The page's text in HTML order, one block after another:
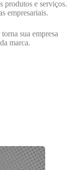
produtos e serviços.
empresariais.
sua empresa
marca.